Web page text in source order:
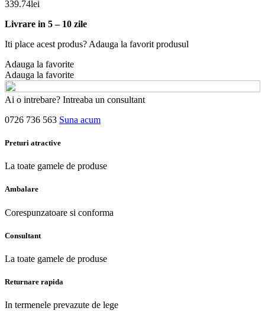
339.74lei
Livrare in 5 – 10 zile
Iti place acest produs? Adauga la favorit produsul
Adauga la favorite
Adauga la favorite
Ai o intrebare? Intreaba un consultant
0726 736 563 Suna acum
Preturi atractive
La toate gamele de produse
Ambalare
Corespunzatoare si conforma
Consultant
La toate gamele de produse
Returnare rapida
In termenele prevazute de lege